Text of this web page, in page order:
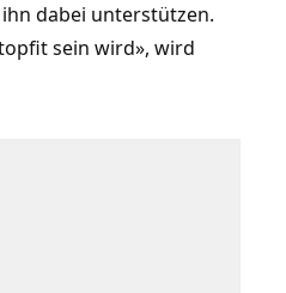
dabei unterstützen.
sein wird», wird